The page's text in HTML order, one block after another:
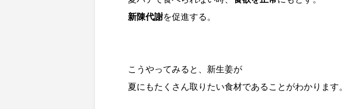
新陳代謝を促進する。
こうやってみると、新生姜が
夏にもたくさん取りたい食材であることがわかります。